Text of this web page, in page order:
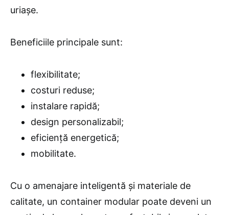
uriașe.
Beneficiile principale sunt:
flexibilitate;
costuri reduse;
instalare rapidă;
design personalizabil;
eficiență energetică;
mobilitate.
Cu o amenajare inteligentă și materiale de
calitate, un container modular poate deveni un